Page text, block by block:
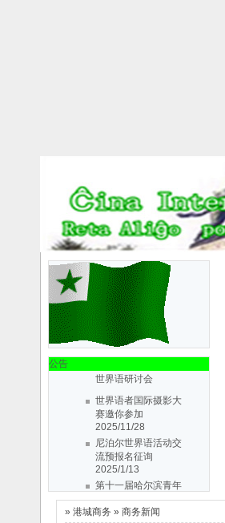
公告
世界语者国际摄影大
赛邀你参加
2025/11/28
尼泊尔世界语活动交
流预报名征询
2025/1/13
2019/5/30
丹东世协第十届会大
会会议通知
第十届三省一区
（辽、吉、黑、
内..2018/3/28
纪念丹东市世界语协
会成立31周
年..2016/7/2
第七届哈尔滨青年世
赛邀你参加
2025/11/28
尼泊尔世界语活动交
流预报名征询
2025/1/13
第十一届哈尔滨青年
世界语研讨会
2019/5/30
丹东世协第十届会大
» 港城商务 » 商务新闻